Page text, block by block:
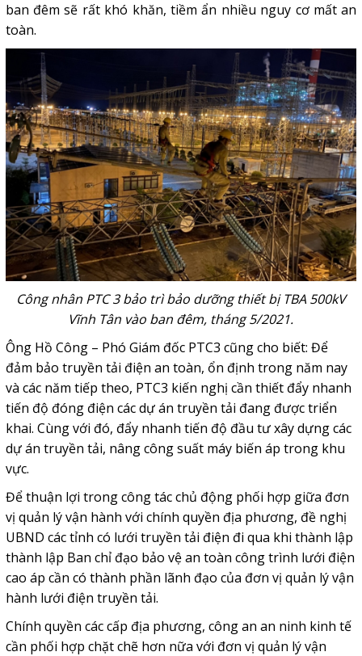
ban đêm sẽ rất khó khăn, tiềm ẩn nhiều nguy cơ mất an
toàn.
Công nhân PTC 3 bảo trì bảo dưỡng thiết bị TBA 500kV
Vĩnh Tân vào ban đêm, tháng 5/2021.
Ông Hồ Công – Phó Giám đốc PTC3 cũng cho biết: Để
đảm bảo truyền tải điện an toàn, ổn định trong năm nay
và các năm tiếp theo, PTC3 kiến nghị cần thiết đẩy nhanh
tiến độ đóng điện các dự án truyền tải đang được triển
khai. Cùng với đó, đẩy nhanh tiến độ đầu tư xây dựng các
dự án truyền tải, nâng công suất máy biến áp trong khu
vực.
Để thuận lợi trong công tác chủ động phối hợp giữa đơn
vị quản lý vận hành với chính quyền địa phương, đề nghị
UBND các tỉnh có lưới truyền tải điện đi qua khi thành lập
thành lập Ban chỉ đạo bảo vệ an toàn công trình lưới điện
cao áp cần có thành phần lãnh đạo của đơn vị quản lý vận
hành lưới điện truyền tải.
Chính quyền các cấp địa phương, công an an ninh kinh tế
cần phối hợp chặt chẽ hơn nữa với đơn vị quản lý vận